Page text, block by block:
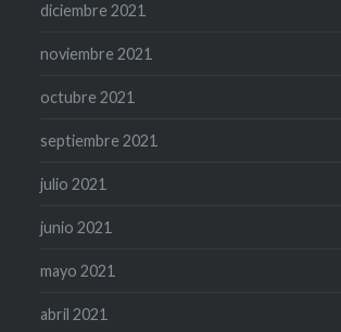
diciembre 2021
noviembre 2021
octubre 2021
septiembre 2021
julio 2021
junio 2021
mayo 2021
abril 2021